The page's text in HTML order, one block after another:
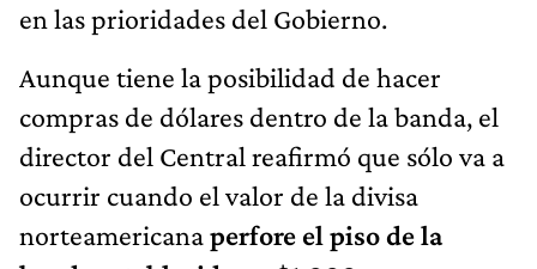
en las prioridades del Gobierno.
Aunque tiene la posibilidad de hacer
compras de dólares dentro de la banda, el
director del Central reafirmó que sólo va a
ocurrir cuando el valor de la divisa
norteamericanaperfore el piso de la